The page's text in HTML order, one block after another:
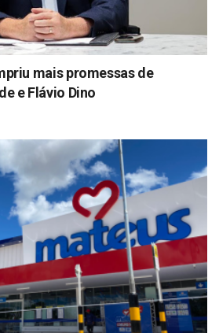
mais promessas de
e Flávio Dino